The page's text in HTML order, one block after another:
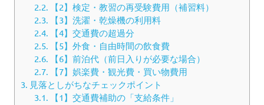
2.2.
【2】検定・教習の再受験費用（補習料）
2.3.
【3】洗濯・乾燥機の利用料
2.4.
【4】交通費の超過分
2.5.
【5】外食・自由時間の飲食費
2.6.
【6】前泊代（前日入りが必要な場合）
2.7.
【7】娯楽費・観光費・買い物費用
3. 見落としがちなチェックポイント
3.1.
【1】交通費補助の「支給条件」